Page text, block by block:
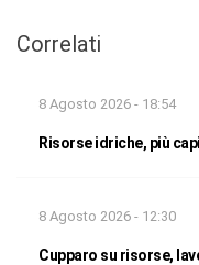
Correlati
8 Agosto 2026 - 18:54
Risorse idriche, più
8 Agosto 2026 - 12:30
Cupparo su risorse,